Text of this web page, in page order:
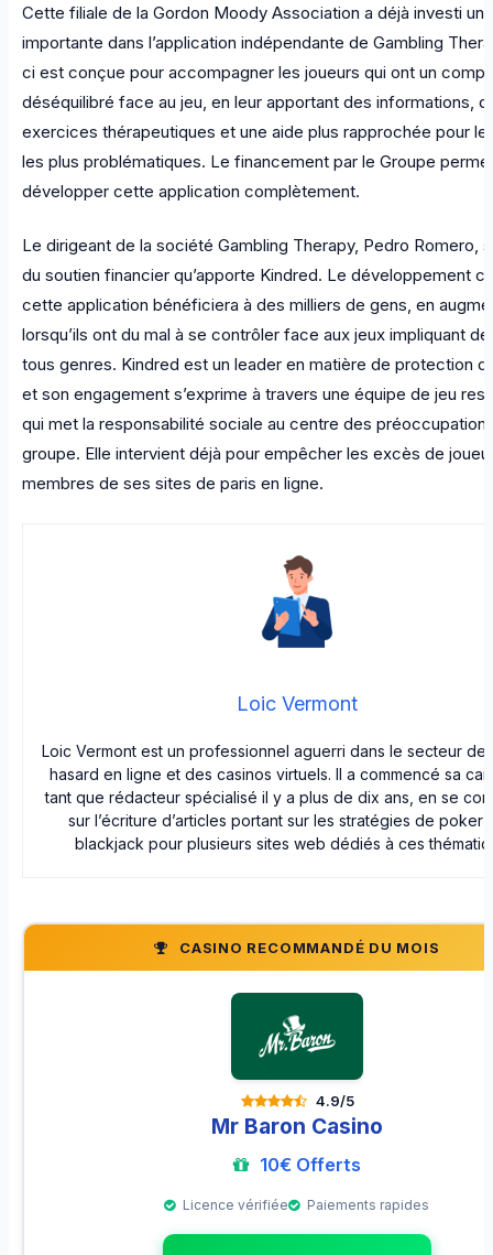
Cette filiale de la Gordon Moody Association a déjà investi
importante dans l’application indépendante de Gambling
ci est conçue pour accompagner les joueurs qui ont un
déséquilibré face au jeu, en leur apportant des informations,
exercices thérapeutiques et une aide plus rapprochée pour
les plus problématiques. Le financement par le Groupe
développer cette application complètement.
Le dirigeant de la société Gambling Therapy, Pedro Romero,
du soutien financier qu’apporte Kindred. Le développement
cette application bénéficiera à des milliers de gens, en
lorsqu’ils ont du mal à se contrôler face aux jeux impliquant
tous genres. Kindred est un leader en matière de protection
et son engagement s’exprime à travers une équipe de jeu
qui met la responsabilité sociale au centre des
groupe. Elle intervient déjà pour empêcher les excès de
membres de ses sites de paris en ligne.
Loic Vermont
Loic Vermont est un professionnel aguerri dans le secteur
hasard en ligne et des casinos virtuels. Il a commencé sa
tant que rédacteur spécialisé il y a plus de dix ans, en se
sur l’écriture d’articles portant sur les stratégies de poker
blackjack pour plusieurs sites web dédiés à ces
CASINO RECOMMANDÉ DU MOIS
4.9/5
Mr Baron Casino
10€ Offerts
Licence vérifiée Paiements rapides